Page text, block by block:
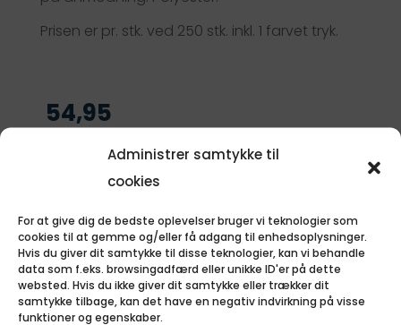
Administrer samtykke til
cookies
For at give dig de bedste oplevelser bruger vi teknologier som
cookies til at gemme og/eller få adgang til enhedsoplysninger.
Hvis du giver dit samtykke til disse teknologier, kan vi behandle
data som f.eks. browsingadfærd eller unikke ID'er på dette
websted. Hvis du ikke giver dit samtykke eller trækker dit
samtykke tilbage, kan det have en negativ indvirkning på visse
funktioner og egenskaber.
Prisen er pr. stk. ved 250 stk. inkl. 1 farvet tryk.
54,95
Send forespørgsel
Varenummer (SKU):PF_1PR04506
Alle priser er vist ekskl. moms og fragt.
SKU: PF_1PR04506